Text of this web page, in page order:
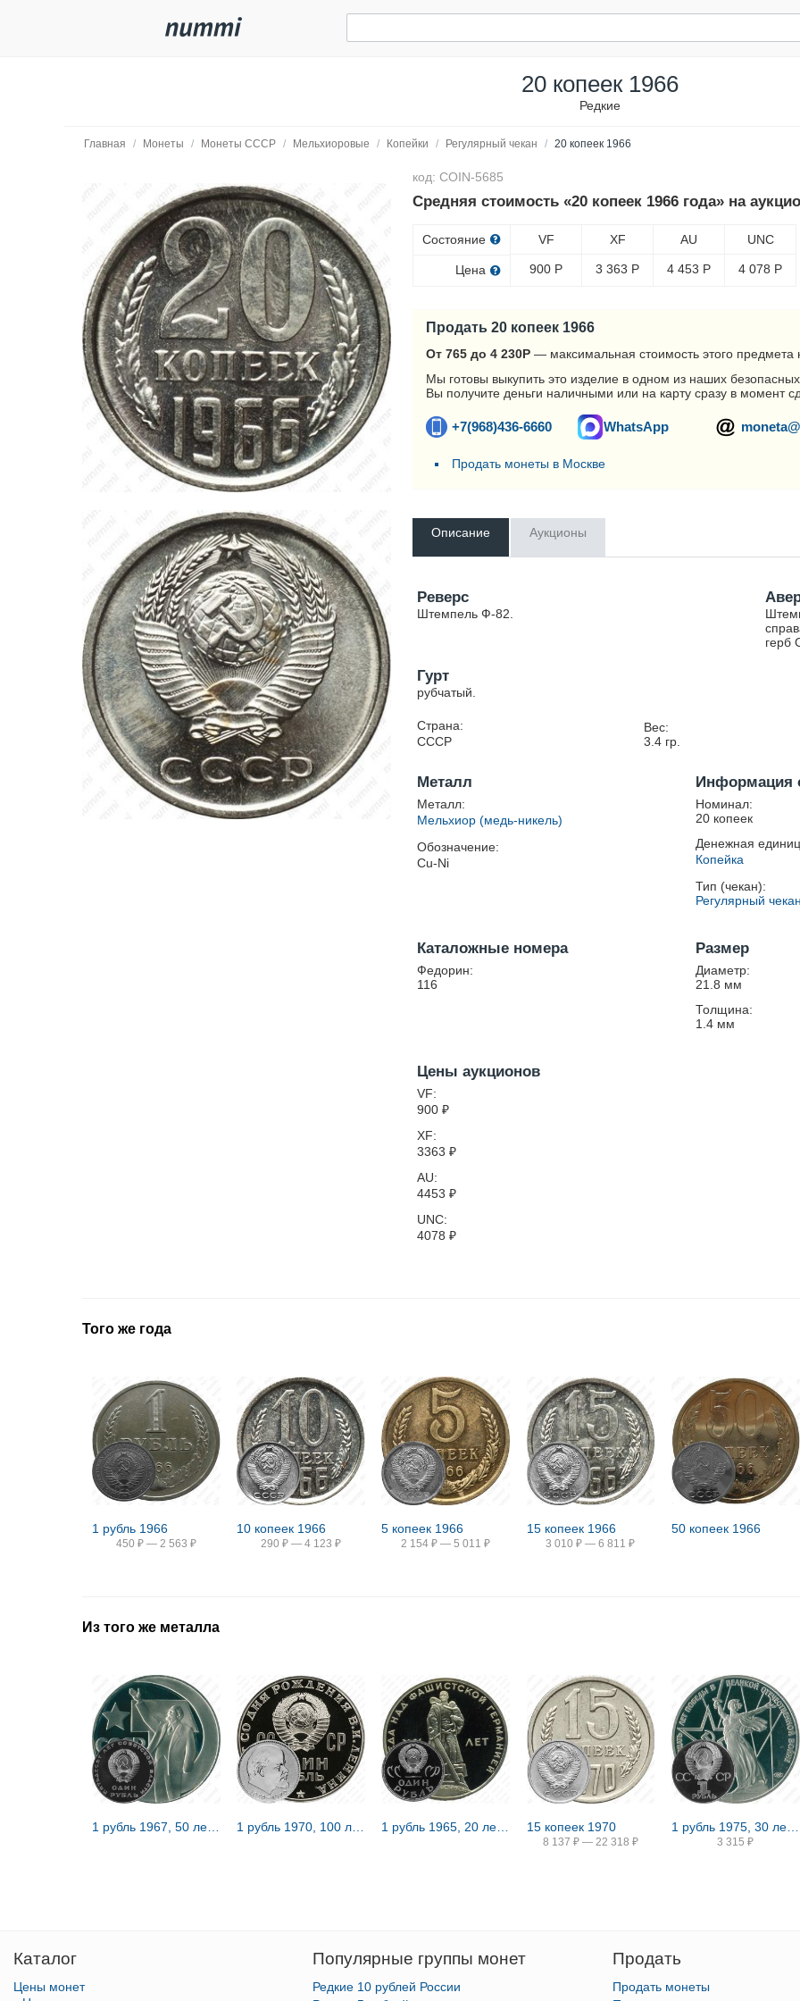
20 копеек 1966
Редкие
Главная / Монеты / Монеты СССР / Мельхиоровые / Копейки / Регулярный чекан / 20 копеек 1966
код: COIN-5685
Средняя стоимость «20 копеек 1966 года» на
Состояние
Цена
VF
900 Р
XF
3 363 Р
AU
4 453 Р
UNC
4 078 Р
Продать 20 копеек 1966
От 765 до 4 230Р — максимальная стоимость этого предмета
Мы готовы выкупить это изделие в одном из наших
Вы получите деньги наличными или на карту сразу в момент
+7(968)436-6660 WhatsApp
Продать монеты в Москве
Описание Аукционы
Реверс
Штемпель Ф-82.
герб
Гурт
рубчатый.
Страна:
СССР
Вес:
3.4гр.
Металл
Металл:
Мельхиор (медь-никель)
Обозначение:
Cu-Ni
Информация
Номинал:
20 копеек
Денежная
Копейка
Тип (чекан):
Регулярный
Каталожные номера
Федорин:
116
Размер
Диаметр:
21.8 мм
Толщина:
1.4 мм
Цены аукционов
VF:
900 ₽
XF:
3363 ₽
AU:
4453 ₽
UNC:
4078 ₽
Того же года
1 рубль 1966
450 ₽ — 2 563 ₽
10 копеек 1966
290 ₽ — 4 123 ₽
5 копеек 1966
2 154 ₽ — 5 011 ₽
15 копеек 1966
3 010 ₽ — 6 811 ₽
50 копеек 1966
Из того же металла
15 копеек 1970
8 137 ₽ — 22 318 ₽
1 рубль 1975, 30 лет Победы, Редкие
3 315 ₽
Каталог
Цены монет
Популярные группы монет
Редкие 10 рублей России
Продать
Продать монеты